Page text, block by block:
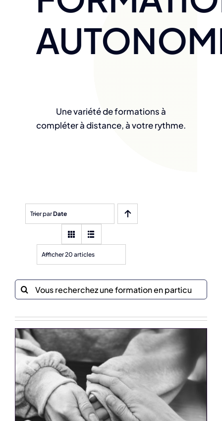
Une variété de formations à
compléter à distance, à votre rythme.
Trier parDate
Afficher 20 articles
Recherche
sur
site
: